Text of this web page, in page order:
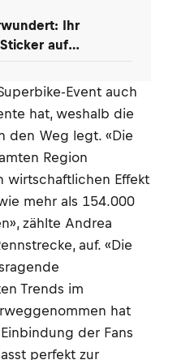
Ihr
auf
Event auch
hat, weshalb die
den Weg legt. «Die
Region
wirtschaftlichen Effekt
mehr als 154.000
zählte Andrea
auf. «Die
Trends im
hat
der Fans
perfekt zur